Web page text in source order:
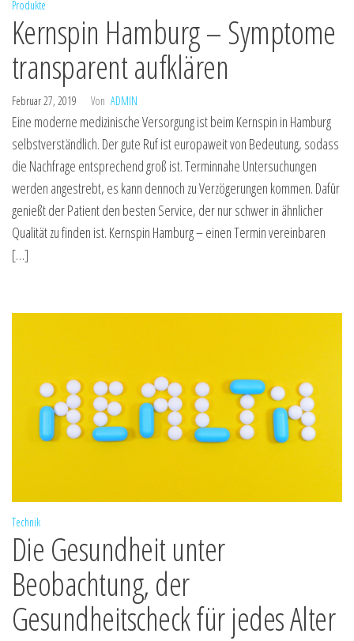
Produkte
Kernspin Hamburg – Symptome
transparent aufklären
Februar 27, 2019 Von ADMIN
Eine moderne medizinische Versorgung ist beim Kernspin in Hamburg
selbstverständlich. Der gute Ruf ist europaweit von Bedeutung, sodass
die Nachfrage entsprechend groß ist. Terminnahe Untersuchungen
werden angestrebt, es kann dennoch zu Verzögerungen kommen. Dafür
genießt der Patient den besten Service, der nur schwer in ähnlicher
Qualität zu finden ist. Kernspin Hamburg – einen Termin vereinbaren
[…]
Technik
Die Gesundheit unter
Beobachtung, der
Gesundheitscheck für jedes Alter